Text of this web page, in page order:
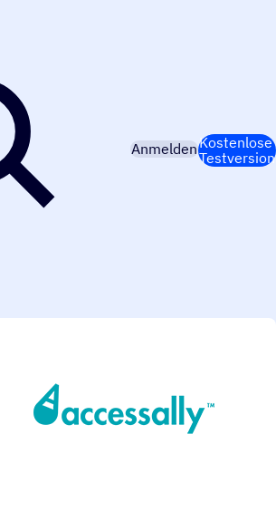
AnmeldenKostenlose
Testversion